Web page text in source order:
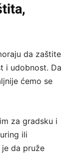
da zaštite
i udobnost. Da
ćemo se
za gradsku i
ili
je da pruže